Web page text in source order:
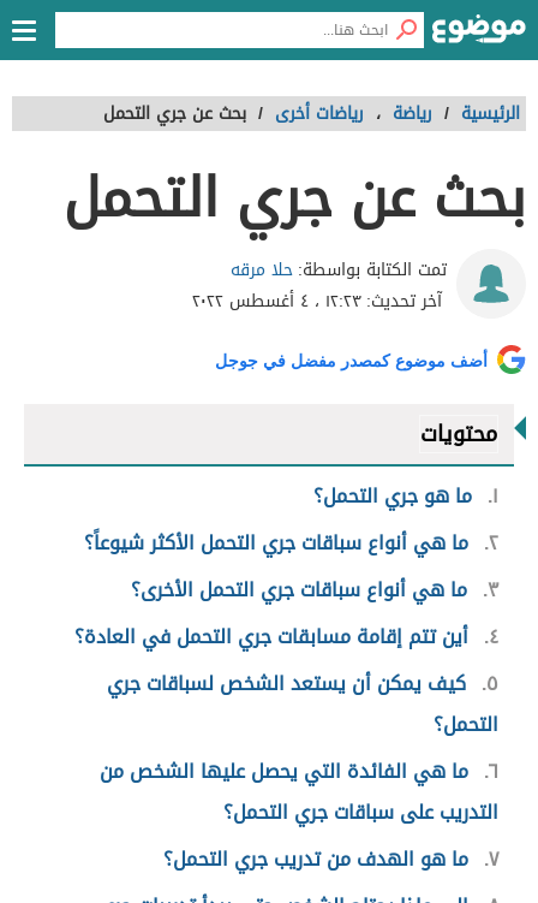
الرئيسية / رياضة ، رياضات أخرى / بحث عن جري التحمل
بحث عن جري التحمل
تمت الكتابة بواسطة:حلا مرقه
آخر تحديث:١٢:٢٣ ، ٤ أغسطس ٢٠٢٢
أضف موضوع كمصدر مفضل في جوجل
محتويات
١ ما هو جري التحمل؟
٢ ما هي أنواع سباقات جري التحمل الأكثر شيوعاً؟
٣ ما هي أنواع سباقات جري التحمل الأخرى؟
٤ أين تتم إقامة مسابقات جري التحمل في العادة؟
٥ كيف يمكن أن يستعد الشخص لسباقات جري
التحمل؟
٦ ما هي الفائدة التي يحصل عليها الشخص من
التدريب على سباقات جري التحمل؟
٧ ما هو الهدف من تدريب جري التحمل؟